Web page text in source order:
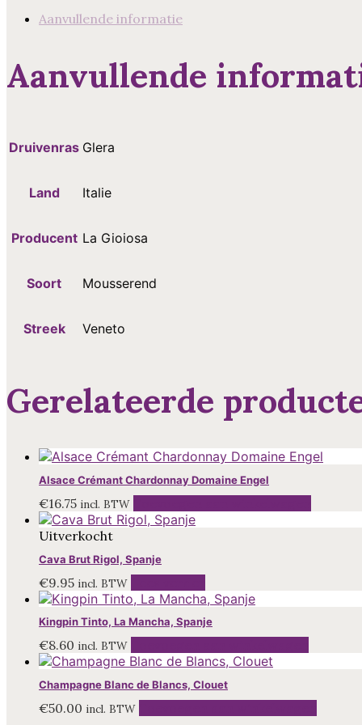
Aanvullende informatie
Aanvullende
Druivenras Glera
Land Italie
Producent La Gioiosa
Soort Mousserend
Streek Veneto
Gerelateerde
Alsace Crémant Chardonnay Domaine Engel
€16.75 incl. BTW
Uitverkocht
Cava Brut Rigol, Spanje
€9.95 incl. BTW
Kingpin Tinto, La Mancha, Spanje
€8.60 incl. BTW
Champagne Blanc de Blancs, Clouet
€50.00 incl. BTW